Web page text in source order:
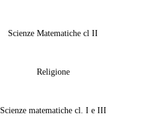
Scienze Matematiche cl II
Religione
Scienze matematiche cl. I e III